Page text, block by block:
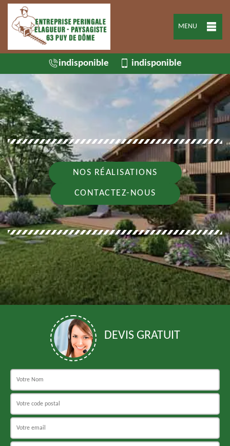
MENU
indisponible indisponible
NOS RÉALISATIONS
CONTACTEZ-NOUS
DEVIS GRATUIT